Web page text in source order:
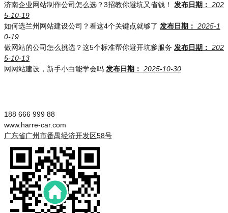
济南企业网站制作公司怎么选？3招教你避坑又省钱！
发布日期： 202
5-10-19
如何选兰州网站建设公司？看这4个关键点就够了 发布日期： 2025-1
0-19
做网站的公司怎么挑选？这5个标准帮你避开坑爹服务 发布日期： 202
5-10-13
网网站建设，新手小白能学会吗 发布日期： 2025-10-30
188 666 999 88
www.harre-car.com
广东省广州市番禺经济开发区58号